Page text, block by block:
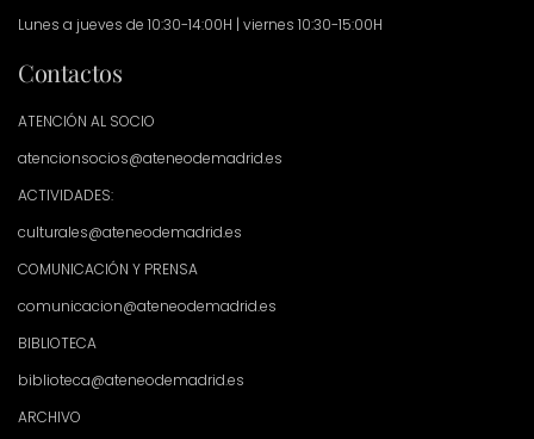
Lunes a jueves de 10:30-14:00H | viernes 10:30-15:00H
Contactos
ATENCIÓN AL SOCIO
atencionsocios@ateneodemadrid.es
ACTIVIDADES:
culturales@ateneodemadrid.es
COMUNICACIÓN Y PRENSA
comunicacion@ateneodemadrid.es
BIBLIOTECA
biblioteca@ateneodemadrid.es
ARCHIVO